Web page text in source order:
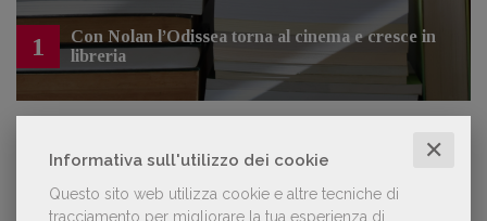
Informativa sull'utilizzo dei cookie ✕
Questo sito web utilizza cookie e altre tecniche di
tracciamento per migliorare la tua esperienza di
1
Con Nolan l’Odissea torna al cinema e cresce in
libreria
Forse è il momento di cambiare prospettiva